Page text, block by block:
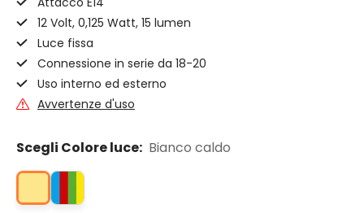
12 Volt, 0,125 Watt, 15 lumen
Luce fissa
Connessione in serie da 18-20
Uso interno ed esterno
Avvertenze d'uso
Scegli Colore luce: Bianco caldo